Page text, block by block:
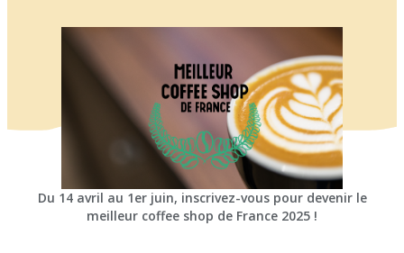
Du 14 avril au 1er juin, inscrivez-vous pour devenir le
meilleur coffee shop de France 2025 !